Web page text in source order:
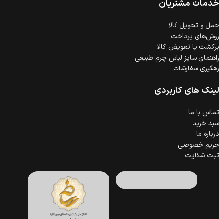
خدمات مشتریان
حمل‌ و تحویل کالا
روش‌های پرداخت
برگشت یا تعویض کالا
راهنمای سایز لباس چرم طبیعی
رهگیری سفارشات
لینک های کاربردی
تماس با ما
سبد خرید
درباره ما
حریم خصوصی
ثبت شکایت